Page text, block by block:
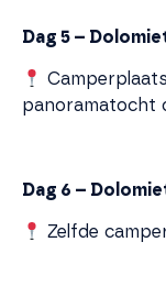
Dag 5 –
panoramatocht
Dag 6 –
Zelfde